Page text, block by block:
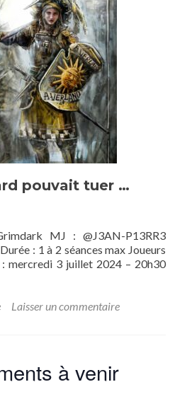
pouvait tuer …
MJ : @J3AN-P13RR3
: 1 à 2 séances max Joueurs
mercredi 3 juillet 2024 – 20h30En
Laisser un commentaire
à venir